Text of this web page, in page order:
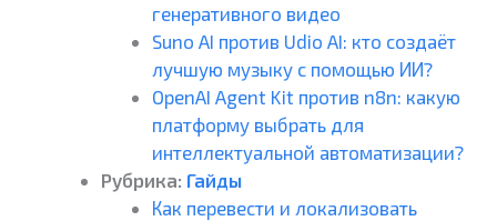
генеративного видео
Suno AI против Udio AI: кто создаёт
лучшую музыку с помощью ИИ?
OpenAI Agent Kit против n8n: какую
платформу выбрать для
интеллектуальной автоматизации?
Рубрика: Гайды
Как перевести и локализовать